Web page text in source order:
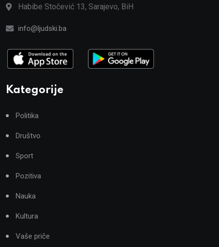
Habibe Stočević 13, Sarajevo, BiH
info@ljudski.ba
Kategorije
Politika
Društvo
Sport
Pozitiva
Nauka
Kultura
Vaše priče